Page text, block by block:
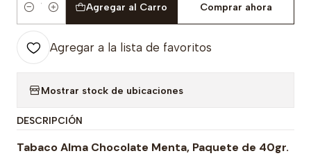
Cantidad
Agregar al Carro Comprar ahora
Agregar a la lista de favoritos
Mostrar stock de ubicaciones
DESCRIPCIÓN
Tabaco Alma Chocolate Menta, Paquete de 40gr.